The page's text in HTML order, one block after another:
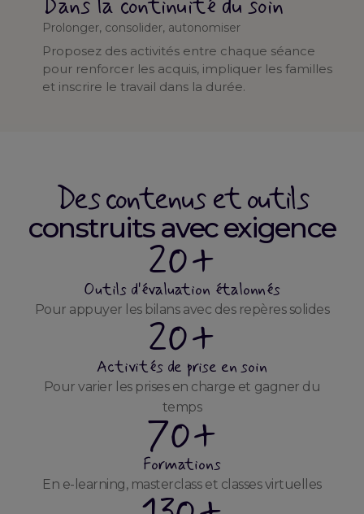
Dans la continuité du soin
Prolonger, consolider, autonomiser
Proposez des activités entre chaque séance
pour renforcer les acquis, impliquer les familles
et inscrire le travail dans la durée.
Des contenus et outils
construits avec exigence
20+
Outils d'évaluation étalonnés
Pour appuyer les bilans avec des repères solides
20+
Activités de prise en soin
Pour varier les prises en charge et gagner du
temps
70+
Formations
En e-learning, masterclass et classes virtuelles